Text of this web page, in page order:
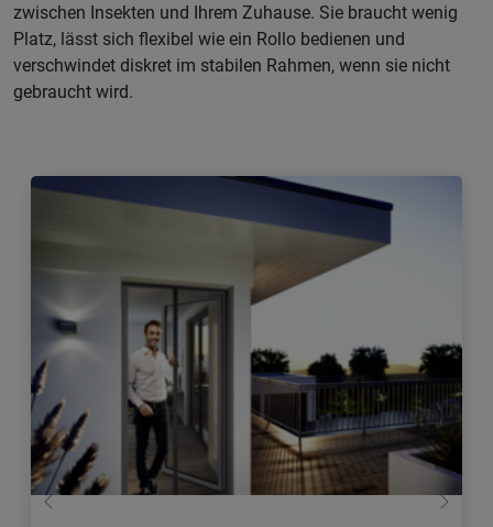
zwischen Insekten und Ihrem Zuhause. Sie braucht wenig
Platz, lässt sich flexibel wie ein Rollo bedienen und
verschwindet diskret im stabilen Rahmen, wenn sie nicht
gebraucht wird.
Zurück Weiter